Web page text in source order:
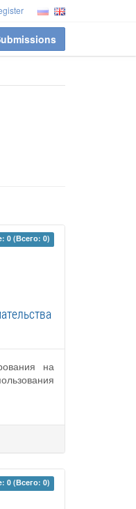
0 (Всего: 0)
на
0 (Всего: 0)